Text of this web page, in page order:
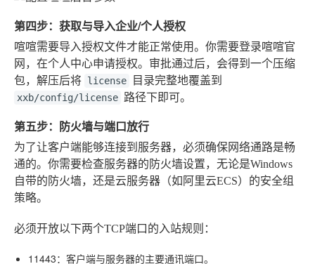
第四步：获取与导入企业/个人授权
喧喧需要导入授权文件才能正常使用。你需要登录喧喧官
网，在个人中心申请授权。审批通过后，会得到一个压缩
包，解压后将 license 目录完整地覆盖到
xxb/config/license 路径下即可。
第五步：防火墙与端口放行
为了让客户端能够连接到服务器，必须确保网络通路是畅
通的。你需要检查服务器的防火墙设置，无论是Windows
自带的防火墙，还是云服务器（如阿里云ECS）的安全组
策略。
必须开放以下两个TCP端口的入站规则：
11443：客户端与服务器的主要通讯端口。